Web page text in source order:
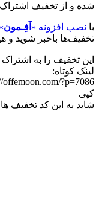
شده و از تخفیف
با نصب افزونه « آفِـمون»
تخفیف‌ها باخبر شوید و
این تخفیف را به اشتراک
لینک کوتاه:
offemoon.com/?p=7086
کپی
شاید به این کد تخفیف